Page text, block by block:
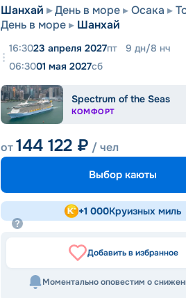
Шанхай День в море Осака
День в море
Шанхай
16:3023 апреля 2027пт 9 дн/8 нч
06:3001 мая 2027сб
Spectrum of the Seas
КОМФОРТ
от144 122 ₽ / чел
Выбор каюты
+1 000Круизных миль
Добавить в избранное
Моментально оповестим о